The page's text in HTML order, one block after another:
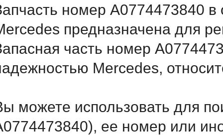
номер A0774473840 в
предназначена для
часть номер
Mercedes,
можете использовать для
ее номер или